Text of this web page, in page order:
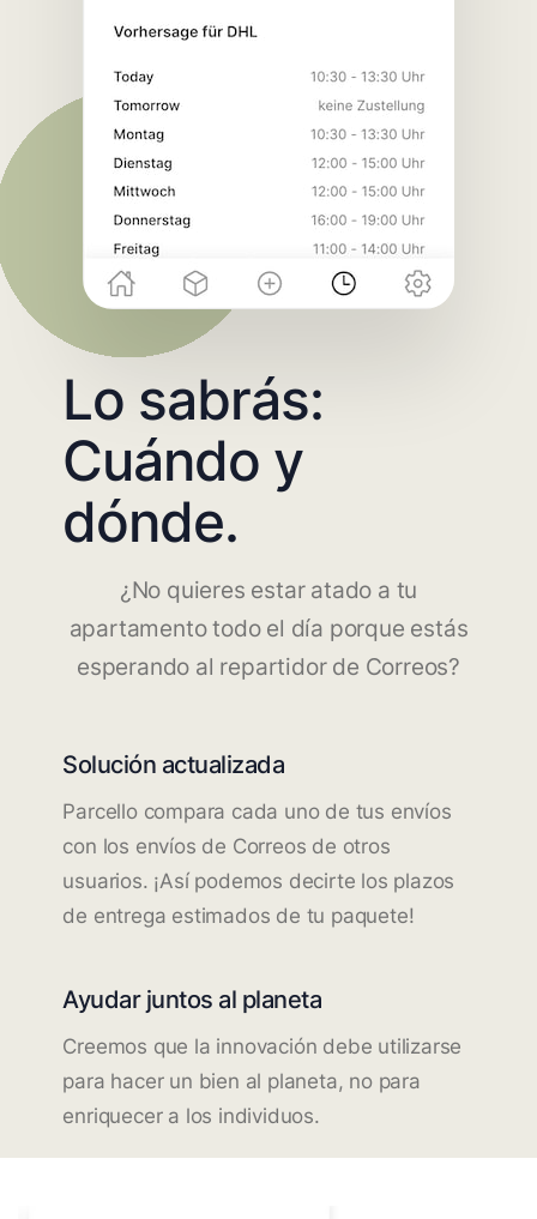
Lo sabrás:
Cuándo y
dónde.
¿No quieres estar atado a tu
apartamento todo el día porque estás
esperando al repartidor de Correos?
Solución actualizada
Parcello compara cada uno de tus envíos
con los envíos de Correos de otros
usuarios. ¡Así podemos decirte los plazos
de entrega estimados de tu paquete!
Ayudar juntos al planeta
Creemos que la innovación debe utilizarse
para hacer un bien al planeta, no para
enriquecer a los individuos.